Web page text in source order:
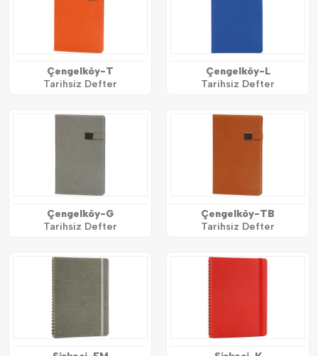
Çengelköy-T
Tarihsiz Defter
Çengelköy-L
Tarihsiz Defter
Çengelköy-G
Tarihsiz Defter
Çengelköy-TB
Tarihsiz Defter